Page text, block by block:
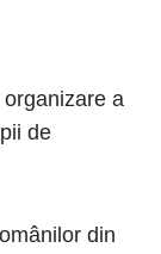
a
de
din